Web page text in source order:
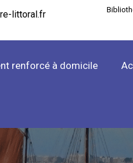
littoral.fr
renforcé à domicile